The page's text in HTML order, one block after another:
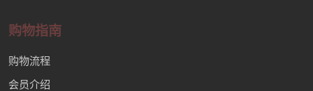
购物指南
购物流程
会员介绍